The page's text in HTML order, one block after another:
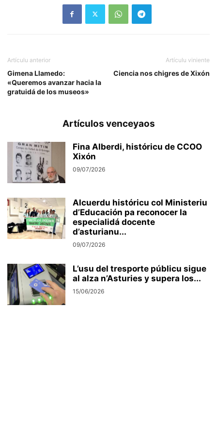
Artículu anterior
Gimena Llamedo:
«Queremos avanzar hacia la
gratuidá de los museos»
Artículu viniente
Ciencia nos chigres de Xixón
Artículos venceyaos
Fina Alberdi, históricu de CCOO
Xixón
09/07/2026
Alcuerdu históricu col Ministeriu
d’Educación pa reconocer la
especialidá docente
d’asturianu...
09/07/2026
L’usu del tresporte públicu sigue
al alza n’Asturies y supera los...
15/06/2026